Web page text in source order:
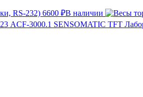
RS-232) 6600 ₽В наличии